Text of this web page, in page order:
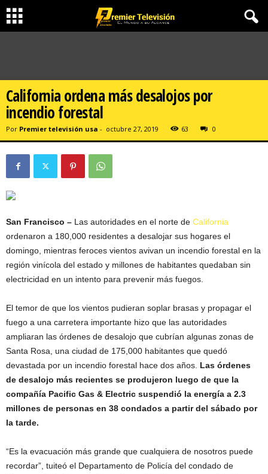
California ordena más desalojos por
incendio forestal
Por Premier televisión usa - octubre 27, 2019 63 0
San Francisco – Las autoridades en el norte de California
ordenaron a 180,000 residentes a desalojar sus hogares el
domingo, mientras feroces vientos avivan un incendio forestal en la
región vinícola del estado y millones de habitantes quedaban sin
electricidad en un intento para prevenir más fuegos.
El temor de que los vientos pudieran soplar brasas y propagar el
fuego a una carretera importante hizo que las autoridades
ampliaran las órdenes de desalojo que cubrían algunas zonas de
Santa Rosa, una ciudad de 175,000 habitantes que quedó
devastada por un incendio forestal hace dos años. Las órdenes
de desalojo más recientes se produjeron luego de que la
compañía Pacific Gas & Electric suspendió la energía a 2.3
millones de personas en 38 condados a partir del sábado por
la tarde.
“Es la evacuación más grande que cualquiera de nosotros puede
recordar”, tuiteó el Departamento de Policía del condado de